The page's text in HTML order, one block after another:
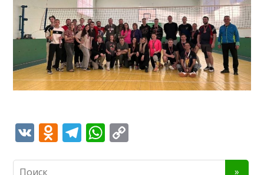
V O T W